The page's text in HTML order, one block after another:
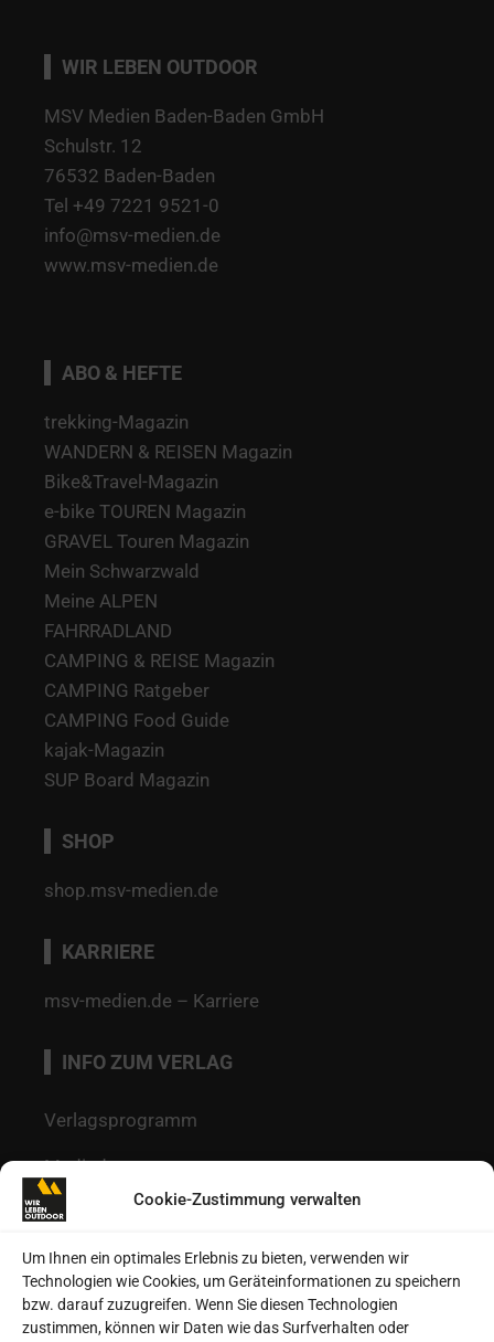
Cookie-Zustimmung verwalten
Um Ihnen ein optimales Erlebnis zu bieten, verwenden wir
Technologien wie Cookies, um Geräteinformationen zu speichern
bzw. darauf zuzugreifen. Wenn Sie diesen Technologien
zustimmen, können wir Daten wie das Surfverhalten oder
WIR LEBEN OUTDOOR
MSV Medien Baden-Baden GmbH
Schulstr. 12
76532 Baden-Baden
Tel +49 7221 9521-0
info@msv-medien.de
www.msv-medien.de
ABO & HEFTE
trekking-Magazin
WANDERN & REISEN Magazin
Bike&Travel-Magazin
e-bike TOUREN Magazin
GRAVEL Touren Magazin
Mein Schwarzwald
Meine ALPEN
FAHRRADLAND
CAMPING & REISE Magazin
CAMPING Ratgeber
CAMPING Food Guide
kajak-Magazin
SUP Board Magazin
SHOP
shop.msv-medien.de
KARRIERE
msv-medien.de – Karriere
INFO ZUM VERLAG
Verlagsprogramm
Mediadaten
Redaktion
Kontakt
Autoren